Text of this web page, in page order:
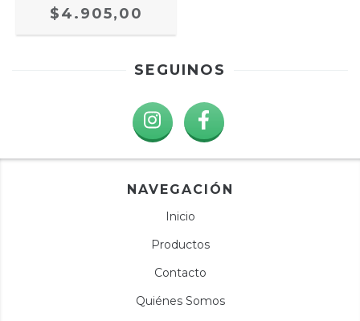
$4.905,00
SEGUINOS
NAVEGACIÓN
Inicio
Productos
Contacto
Quiénes Somos